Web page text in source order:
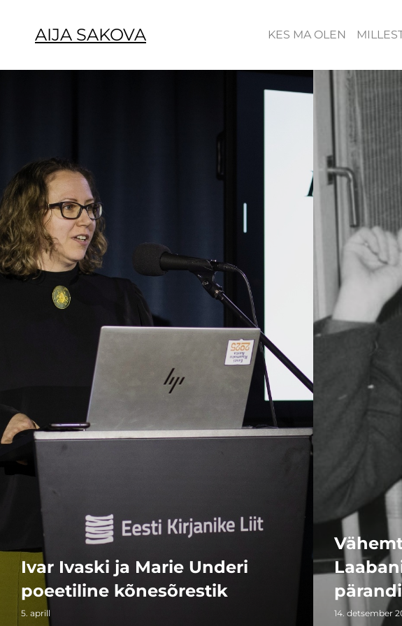
AIJA SAKOVA KES MA OLEN
Ivar Ivaski ja Marie Underi
poeetiline kõnesõrestik
5. aprill 14. detsember